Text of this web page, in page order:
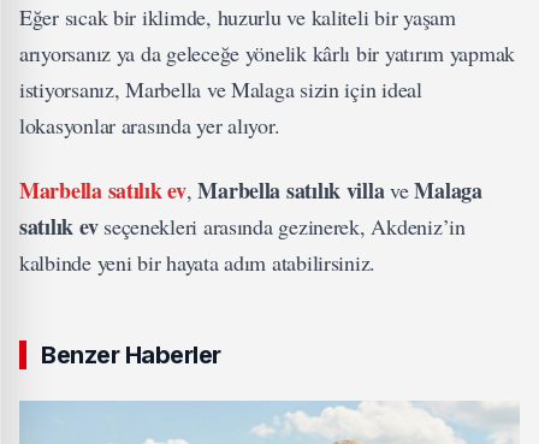
Eğer sıcak bir iklimde, huzurlu ve kaliteli bir yaşam
arıyorsanız ya da geleceğe yönelik kârlı bir yatırım yapmak
istiyorsanız, Marbella ve Malaga sizin için ideal
lokasyonlar arasında yer alıyor.
Marbella satılık ev,Marbella satılık villaveMalaga
satılık evseçenekleri arasında gezinerek, Akdeniz’in
kalbinde yeni bir hayata adım atabilirsiniz.
Benzer Haberler